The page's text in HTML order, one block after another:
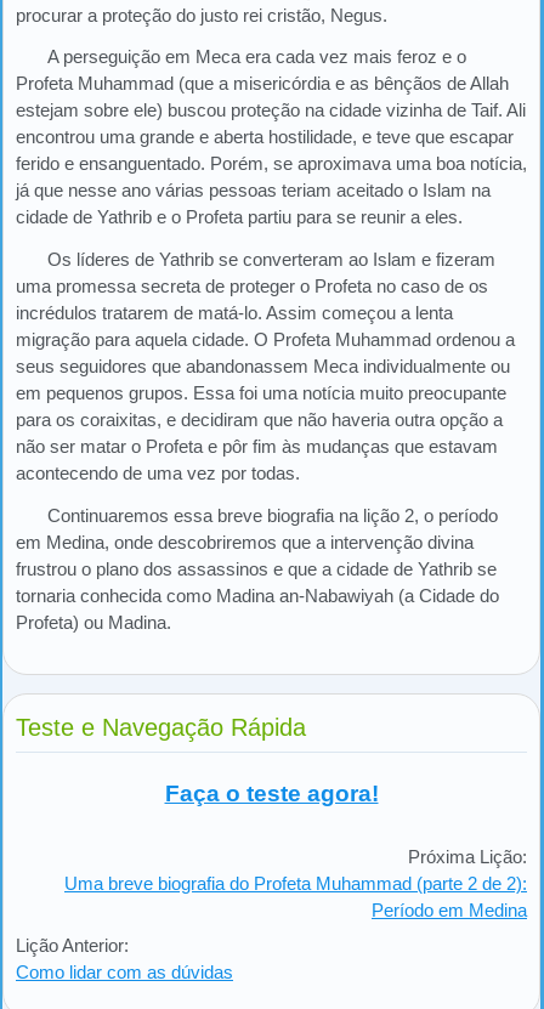
procurar a proteção do justo rei cristão, Negus.
A perseguição em Meca era cada vez mais feroz e o
Profeta Muhammad (que a misericórdia e as bênçãos de Allah
estejam sobre ele) buscou proteção na cidade vizinha de Taif. Ali
encontrou uma grande e aberta hostilidade, e teve que escapar
ferido e ensanguentado. Porém, se aproximava uma boa notícia,
já que nesse ano várias pessoas teriam aceitado o Islam na
cidade de Yathrib e o Profeta partiu para se reunir a eles.
Os líderes de Yathrib se converteram ao Islam e fizeram
uma promessa secreta de proteger o Profeta no caso de os
incrédulos tratarem de matá-lo. Assim começou a lenta
migração para aquela cidade. O Profeta Muhammad ordenou a
seus seguidores que abandonassem Meca individualmente ou
em pequenos grupos. Essa foi uma notícia muito preocupante
para os coraixitas, e decidiram que não haveria outra opção a
não ser matar o Profeta e pôr fim às mudanças que estavam
acontecendo de uma vez por todas.
Continuaremos essa breve biografia na lição 2, o período
em Medina, onde descobriremos que a intervenção divina
frustrou o plano dos assassinos e que a cidade de Yathrib se
tornaria conhecida como Madina an-Nabawiyah (a Cidade do
Profeta) ou Madina.
Teste e Navegação Rápida
Faça o teste agora!
Lição Anterior:
Como lidar com as dúvidas
Próxima Lição:
Uma breve biografia do Profeta Muhammad (parte 2 de 2):
Período em Medina